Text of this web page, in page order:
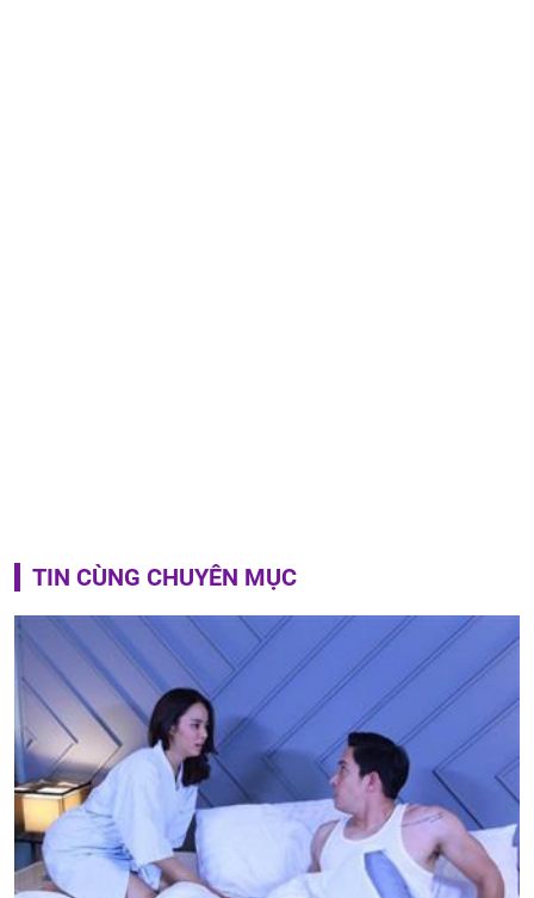
TIN CÙNG CHUYÊN MỤC